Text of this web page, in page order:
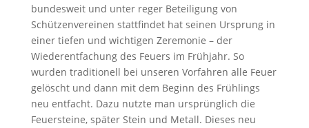
bundesweit und unter reger Beteiligung von
Schützenvereinen stattfindet hat seinen Ursprung in
einer tiefen und wichtigen Zeremonie – der
Wiederentfachung des Feuers im Frühjahr. So
wurden traditionell bei unseren Vorfahren alle Feuer
gelöscht und dann mit dem Beginn des Frühlings
neu entfacht. Dazu nutzte man ursprünglich die
Feuersteine, später Stein und Metall. Dieses neu